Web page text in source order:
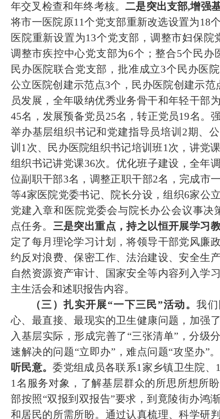
年交叉检查和年终考核。二是突出支部,增强
将市一医院原11个党支部重新改选设置为18
医院重新设置为13个党支部，调整市妇保院
调整市疾控中心党支部为6个；整合5个民办
民办医院联合党支部，批准成立3个民办医
公立医院创建示范点3个，民办医院创建示范
员发展，全年吸纳优秀业务骨干和年轻干部
45名，发展预备党员25名，转正党员19名。
举办基层组织书记和党建指导员培训2期、
训1次、民办医院组织书记培训班1次，讲党
组织书记讲党课36次。优化班子建设，全年
位副职干部3名，调整正职干部2名，完成市
等4家医院党委书记、院长分设，组织6家公
党建入章和医院党委会与院长办公会议事决
点任务。 三是突出重点，持之以恒开展学习
定了每月理论学习计划，将领导干部党风廉
约反对浪费、保密工作、法治建设、安全生
自然资源资产审计、国家安全等内容列入学
主生活会和述职报告内容。
（三）扎实开展“一下三民”活动。我们
心、最直接、最现实的卫生健康问题，加强
入基层实际，形成完善了 “三张清单”，分级
速解决的问题“立即办”，难点问题“攻坚办”
听民意。委党组成员各联系1家乡镇卫生院、
1名服务对象，了解基层群众的所思所想所
部按照“双报到双报告”要求，到竟陵街办鸿
和居民的所需所盼。通过认真梳理、科学研